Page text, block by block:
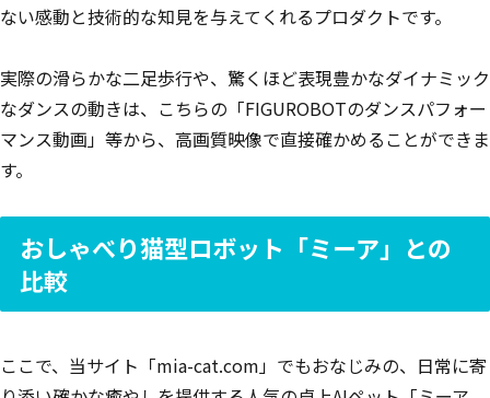
ない感動と技術的な知見を与えてくれるプロダクトです。
実際の滑らかな二足歩行や、驚くほど表現豊かなダイナミック
なダンスの動きは、こちらの「FIGUROBOTのダンスパフォー
マンス動画」等から、高画質映像で直接確かめることができま
す。
おしゃべり猫型ロボット「ミーア」との
比較
ここで、当サイト「mia-cat.com」でもおなじみの、日常に寄